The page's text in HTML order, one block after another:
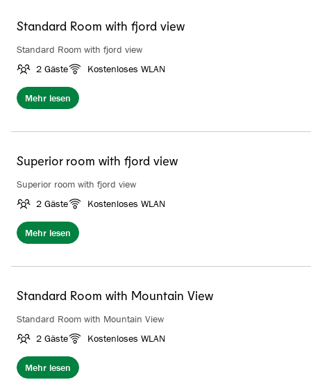
Standard Room with fjord view
Standard Room with fjord view
2 Gäste
Kostenloses WLAN
Mehr lesen
Superior room with fjord view
Superior room with fjord view
2 Gäste
Kostenloses WLAN
Mehr lesen
Standard Room with Mountain View
Standard Room with Mountain View
2 Gäste
Kostenloses WLAN
Mehr lesen